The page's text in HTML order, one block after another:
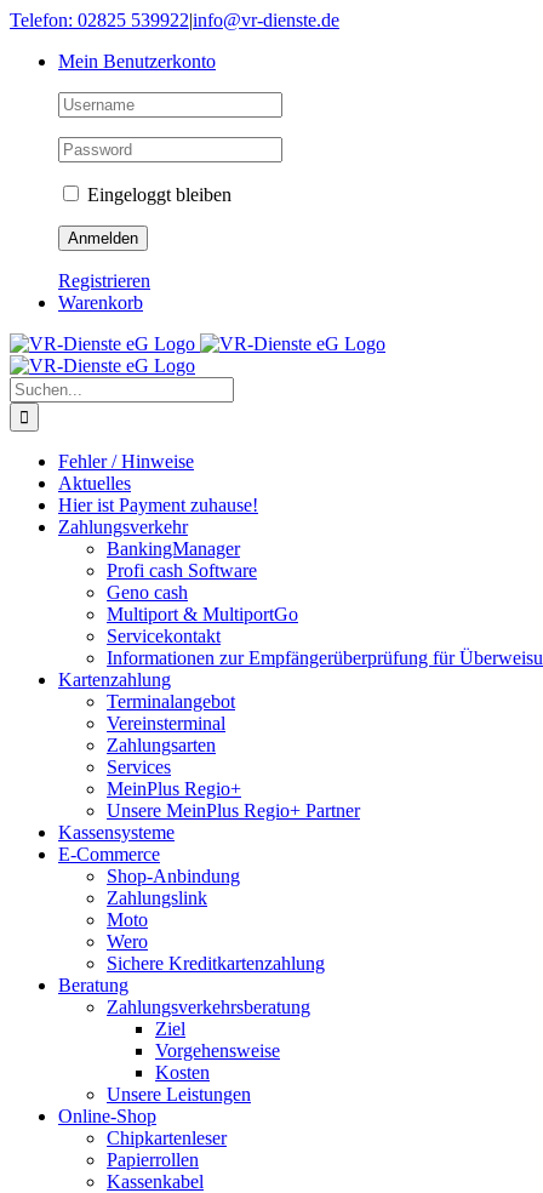
Skip
content
Telefon: 02825 539922|info@vr-dienste.de
Mein Benutzerkonto
Eingeloggt bleiben
Registrieren
Warenkorb
Suche
nach:
Fehler / Hinweise
Aktuelles
Hier ist Payment zuhause!
Zahlungsverkehr
BankingManager
Profi cash Software
Geno cash
Multiport & MultiportGo
Servicekontakt
Informationen zur Empfängerüberprüfung für
Kartenzahlung
Terminalangebot
Vereinsterminal
Zahlungsarten
Services
MeinPlus Regio+
Unsere MeinPlus Regio+ Partner
Kassensysteme
E-Commerce
Shop-Anbindung
Zahlungslink
Moto
Wero
Sichere Kreditkartenzahlung
Beratung
Zahlungsverkehrsberatung
Ziel
Vorgehensweise
Kosten
Unsere Leistungen
Online-Shop
Chipkartenleser
Papierrollen
Kassenkabel